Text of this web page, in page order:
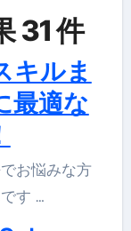
31 件
キルま
最適な
す …